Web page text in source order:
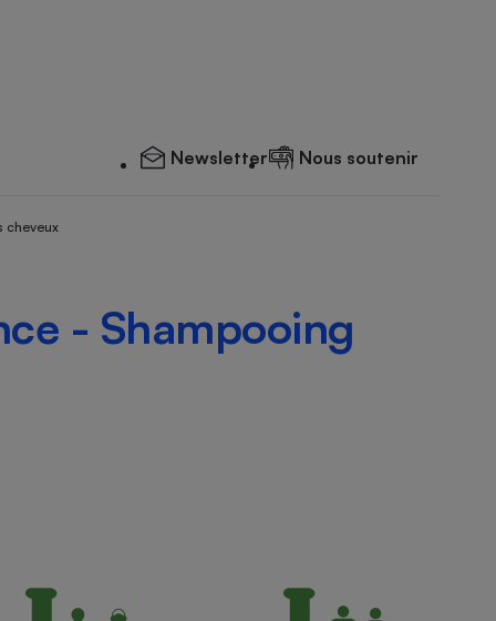
Newsletter Nous soutenir
cheveux
- Shampooing